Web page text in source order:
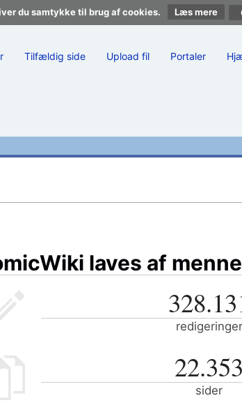
du samtykke til brug af cookies. Læs mere
Tilfældig side Upload fil Portaler
laves af
redigeringer
22.353
sider